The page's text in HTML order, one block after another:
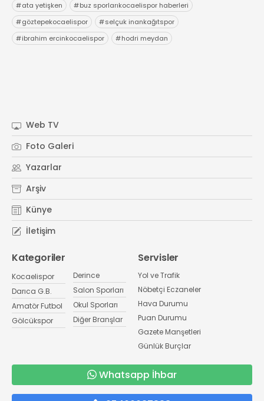
#ata yetişken #buz sporlarıkocaelispor haberleri
#göztepekocaelispor #selçuk inankağıtspor
#ibrahim ercinkocaelispor #hodri meydan
Web TV
Foto Galeri
Yazarlar
Arşiv
Künye
İletişim
Kategoriler
Kocaelispor
Darıca G.B.
Amatör Futbol
Gölcükspor
Derince
Salon Sporları
Okul Sporları
Diğer Branşlar
Servisler
Yol ve Trafik
Nöbetçi Eczaneler
Hava Durumu
Puan Durumu
Gazete Manşetleri
Günlük Burçlar
Whatsapp İhbar